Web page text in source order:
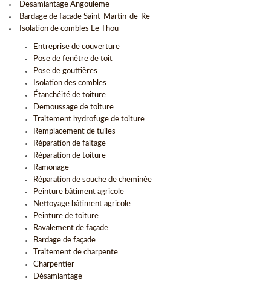
Desamiantage Angouleme
Bardage de facade Saint-Martin-de-Re
Isolation de combles Le Thou
Entreprise de couverture
Pose de fenêtre de toit
Pose de gouttières
Isolation des combles
Étanchéité de toiture
Demoussage de toiture
Traitement hydrofuge de toiture
Remplacement de tuiles
Réparation de faitage
Réparation de toiture
Ramonage
Réparation de souche de cheminée
Peinture bâtiment agricole
Nettoyage bâtiment agricole
Peinture de toiture
Ravalement de façade
Bardage de façade
Traitement de charpente
Charpentier
Désamiantage